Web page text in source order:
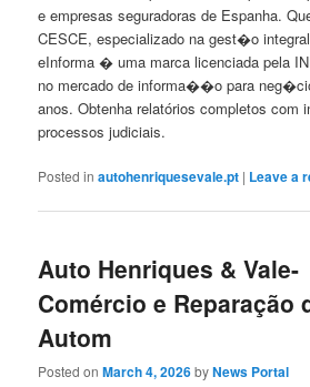
e empresas seguradoras de Espanha.
CESCE, especializado na gest�o
eInforma � uma marca licenciada pela
no mercado de informa��o para
anos. Obtenha relatórios completos com
processos judiciais.
Posted in autohenriquesevale.pt | Leave a
Auto Henriques & Vale-
Comércio e Reparação
Autom
Posted onMarch 4, 2026byNews Portal